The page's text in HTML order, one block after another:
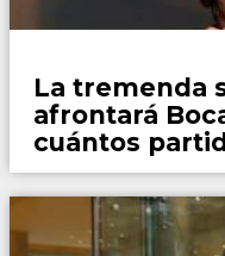
La tremenda
afrontará
cuántos